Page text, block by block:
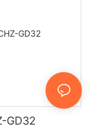
GD32